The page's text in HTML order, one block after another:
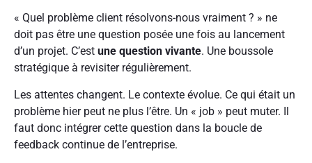
« Quel problème client résolvons-nous vraiment ? » ne
doit pas être une question posée une fois au lancement
d’un projet. C’est une question vivante. Une boussole
stratégique à revisiter régulièrement.
Les attentes changent. Le contexte évolue. Ce qui était un
problème hier peut ne plus l’être. Un « job » peut muter. Il
faut donc intégrer cette question dans la boucle de
feedback continue de l’entreprise.